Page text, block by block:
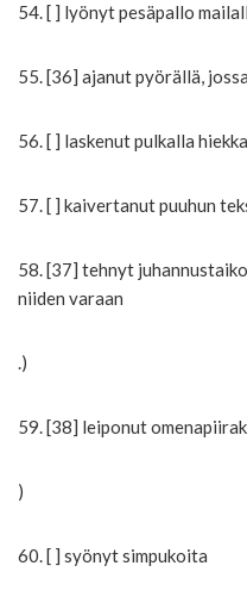
54. [ ] lyönyt pesäpallo
55. [36] ajanut pyörällä,
56. [ ] laskenut pulkalla
57. [ ] kaivertanut puuhun
58. [37] tehnyt
niiden varaan
.)
59. [38] leiponut
)
60. [ ] syönyt simpukoita